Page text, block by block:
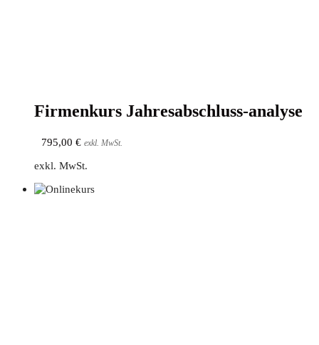
Fir­men­kurs Jahresabschluss-analyse
795,00 € exkl. MwSt.
exkl. MwSt.